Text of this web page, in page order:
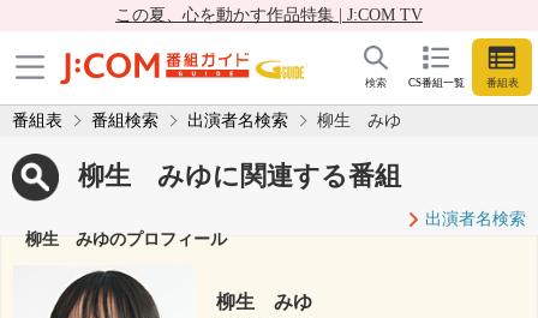
この夏、心を動かす作品特集 | J:COM TV
CS番組一覧 番組表
検索
番組表 番組検索 出演者名検索 柳生 みゆ
柳生 みゆに関連する番組
出演者名検索
柳生 みゆのプロフィール
柳生 みゆ